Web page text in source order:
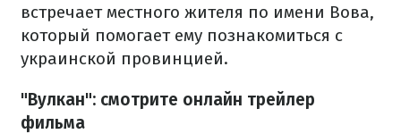
встречает местного жителя по имени Вова,
который помогает ему познакомиться с
украинской провинцией.
"Вулкан": смотрите онлайн трейлер
фильма